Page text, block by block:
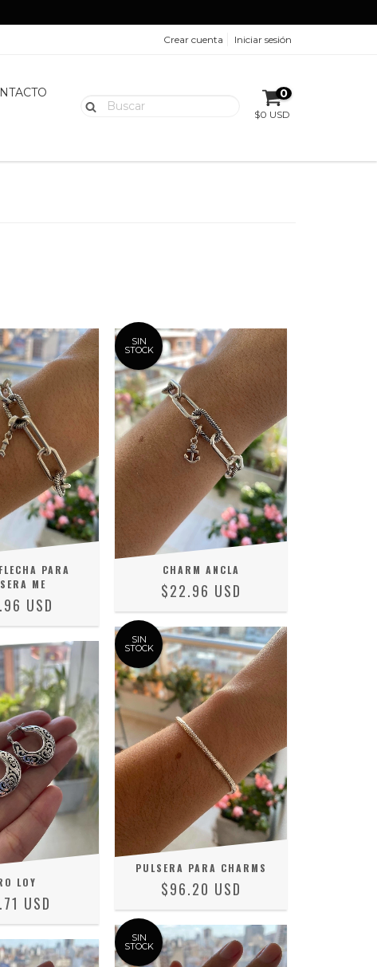
Crear cuenta Iniciar sesión
0
$0 USD
PARA
ME
USD
SIN
STOCK
CHARM ANCLA
$22.96 USD
LOY
USD
SIN
STOCK
PULSERA PARA CHARMS
$96.20 USD
SIN
STOCK